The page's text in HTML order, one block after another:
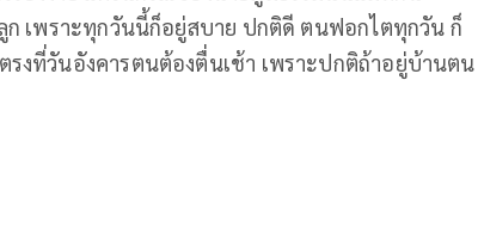
ก​ เพราะทุกวันนี้ก็อยู่สบาย ปกติดี​ ตนฟอกไตทุกวัน ก็
งที่วันอังคารตนต้องตื่นเช้า​ เพราะปกติถ้าอยู่บ้านตน